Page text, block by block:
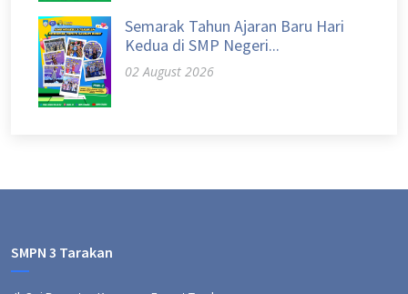
Semarak Tahun Ajaran Baru Hari
Kedua di SMP Negeri...
02 August 2026
SMPN 3 Tarakan